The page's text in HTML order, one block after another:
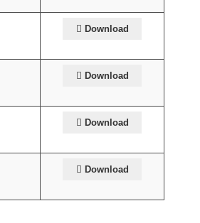
Download
Download
Download
Download